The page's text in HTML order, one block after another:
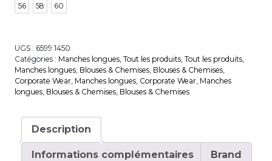
56
58 60
UGS : 6599.1450
Catégories : Manches longues Tout les produits Tout les produits
Manches longues Blouses & Chemises Blouses & Chemises
Corporate Wear Manches longues Corporate Wear Manches
longues Blouses & Chemises Blouses & Chemises
Description
Informations complémentaires Brand